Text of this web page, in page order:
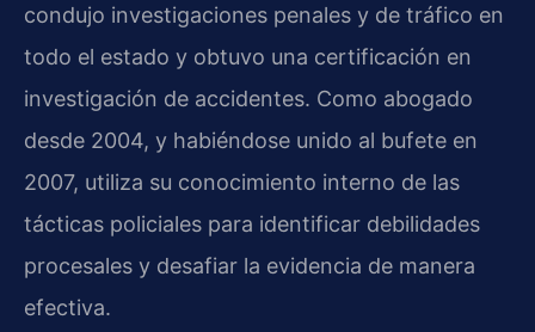
condujo investigaciones penales y de tráfico en
todo el estado y obtuvo una certificación en
investigación de accidentes. Como abogado
desde 2004, y habiéndose unido al bufete en
2007, utiliza su conocimiento interno de las
tácticas policiales para identificar debilidades
procesales y desafiar la evidencia de manera
efectiva.